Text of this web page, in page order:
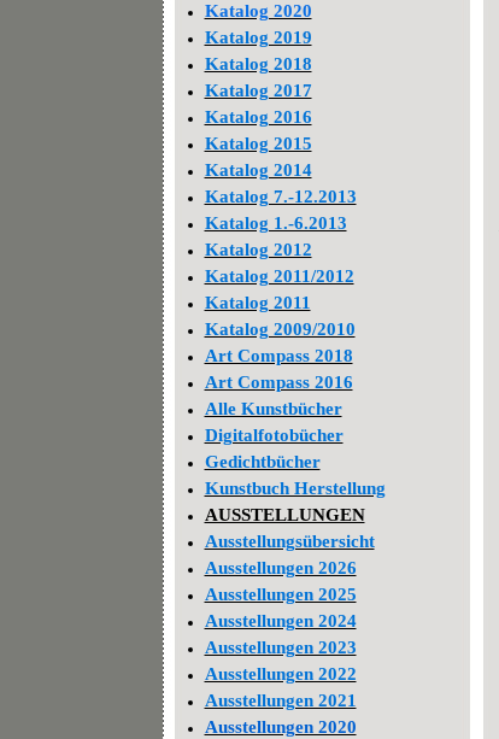
Katalog 2020
Katalog 2019
Katalog 2018
Katalog 2017
Katalog 2016
Katalog 2015
Katalog 2014
Katalog 7.-12.2013
Katalog 1.-6.2013
Katalog 2012
Katalog 2011/2012
Katalog 2011
Katalog 2009/2010
Art Compass 2018
Art Compass 2016
Alle Kunstbücher
Digitalfotobücher
Gedichtbücher
Kunstbuch Herstellung
AUSSTELLUNGEN
Ausstellungsübersicht
Ausstellungen 2026
Ausstellungen 2025
Ausstellungen 2024
Ausstellungen 2023
Ausstellungen 2022
Ausstellungen 2021
Ausstellungen 2020